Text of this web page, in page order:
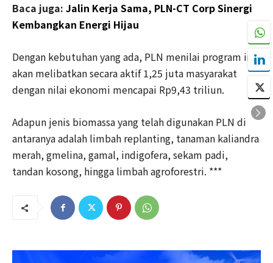
Baca juga: Jalin Kerja Sama, PLN-CT Corp Sinergi
Kembangkan Energi Hijau
Dengan kebutuhan yang ada, PLN menilai program ini
akan melibatkan secara aktif 1,25 juta masyarakat
dengan nilai ekonomi mencapai Rp9,43 triliun.
Adapun jenis biomassa yang telah digunakan PLN di
antaranya adalah limbah replanting, tanaman kaliandra
merah, gmelina, gamal, indigofera, sekam padi,
tandan kosong, hingga limbah agroforestri. ***